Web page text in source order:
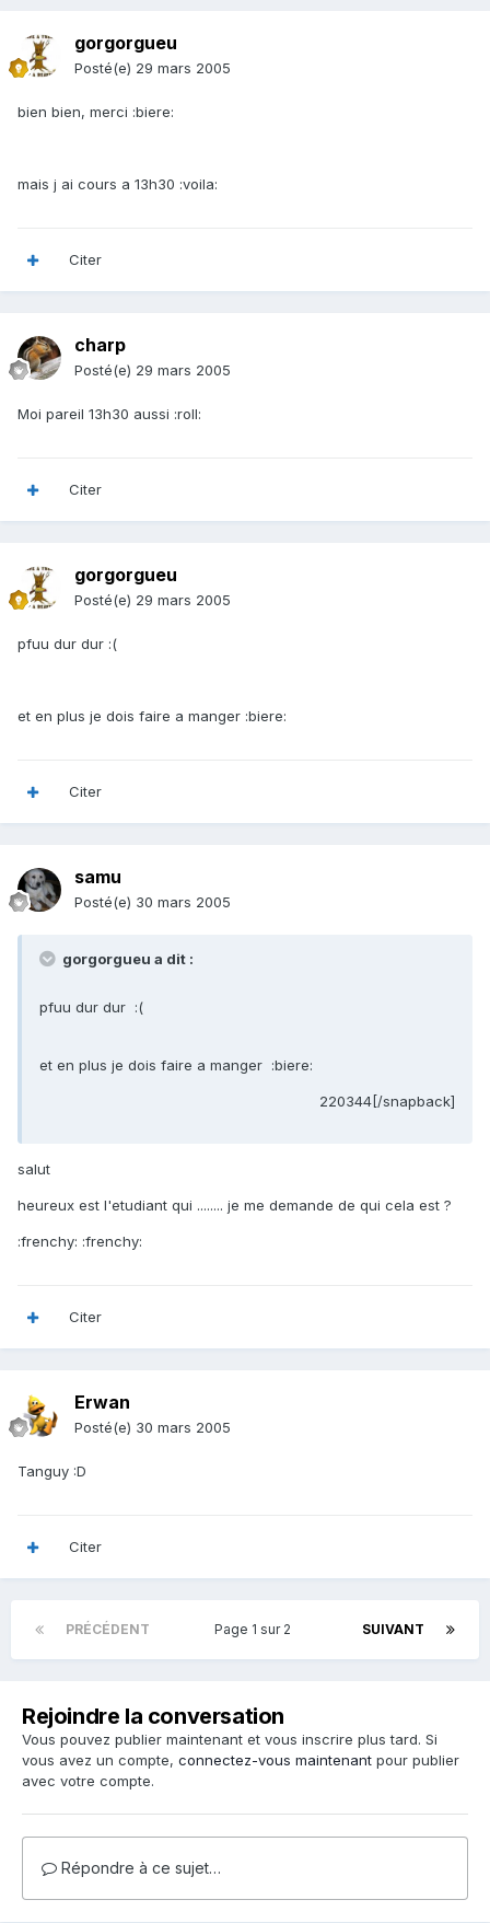
gorgorgueu
Posté(e) 29 mars 2005
bien bien, merci :biere:
mais j ai cours a 13h30 :voila:
Citer
charp
Posté(e) 29 mars 2005
Moi pareil 13h30 aussi :roll:
Citer
gorgorgueu
Posté(e) 29 mars 2005
pfuu dur dur :(
et en plus je dois faire a manger :biere:
Citer
samu
Posté(e) 30 mars 2005
gorgorgueu a dit :
pfuu dur dur :(
et en plus je dois faire a manger :biere:
220344[/snapback]
salut
heureux est l'etudiant qui ........ je me demande de qui cela est ?
:frenchy: :frenchy:
Citer
Erwan
Posté(e) 30 mars 2005
Tanguy :D
Citer
PRÉCÉDENT SUIVANT
Page 1 sur 2
Rejoindre la conversation
Vous pouvez publier maintenant et vous inscrire plus tard. Si
vous avez un compte, connectez-vous maintenant pour publier
avec votre compte.
Répondre à ce sujet…